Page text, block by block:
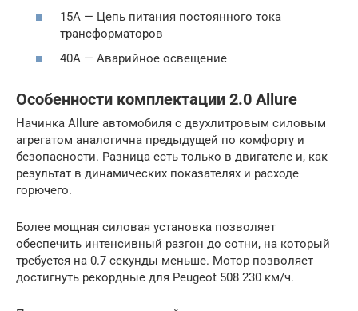
15А — Цепь питания постоянного тока
трансформаторов
40А — Аварийное освещение
Особенности комплектации 2.0 Allure
Начинка Allure автомобиля с двухлитровым силовым
агрегатом аналогична предыдущей по комфорту и
безопасности. Разница есть только в двигателе и, как
результат в динамических показателях и расходе
горючего.
Более мощная силовая установка позволяет
обеспечить интенсивный разгон до сотни, на который
требуется на 0.7 секунды меньше. Мотор позволяет
достигнуть рекордные для Peugeot 508 230 км/ч.